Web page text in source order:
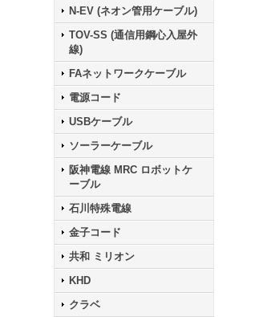
N-EV (ネオン管用ケーブル)
TOV-SS (通信用鋼心入屋外
線)
FAネットワークケーブル
電源コード
USBケーブル
ソーラーケーブル
阪神電線 MRC ロボットケ
ーブル
石川特殊電線
金子コード
共和 ミリオン
KHD
クラベ